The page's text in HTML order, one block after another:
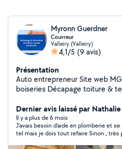
Myronn Guerdner
Couvreur
Valleiry (Valleiry)
4,1/5 (9 avis)
Présentation
Auto entrepreneur Site web MG toiture Rénovation
boiseries Décapage toiture & terrasse Petite
Dernier avis laissé par
Il y a plus de 6 mois
J’avais besoin d’aide en plomberie et
tel mais je dois tout refaire